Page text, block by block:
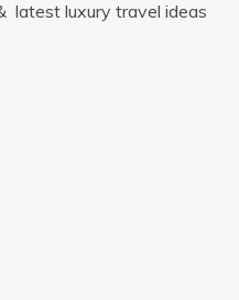
latest luxury travel ideas